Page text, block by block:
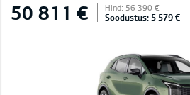
50 811 € Hind: 56 390 €
Soodustus: 5 579 €